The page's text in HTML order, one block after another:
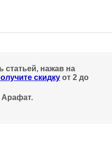
статьей, нажав на
скидку от 2 до
Арафат.